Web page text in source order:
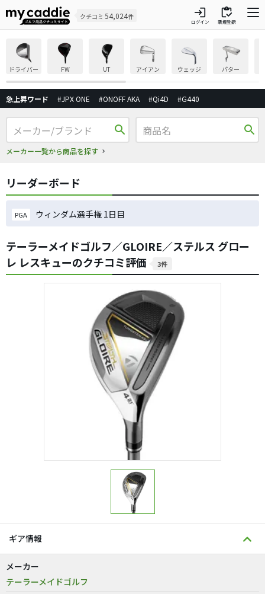
クチコミ 54,024件 login
ログイン
inventory
新規登録
ドライバー FW UT アイアン ウェッジ パター
急上昇ワード #JPX ONE #ONOFF AKA #Qi4D #G440
search
メーカー一覧から商品を探す
search
リーダーボード
PGA ウィンダム選手権 1日目
テーラーメイドゴルフ／GLOIRE／ステルス グロー
レ レスキューのクチコミ評価
3件
ギア情報
メーカー
テーラーメイドゴルフ